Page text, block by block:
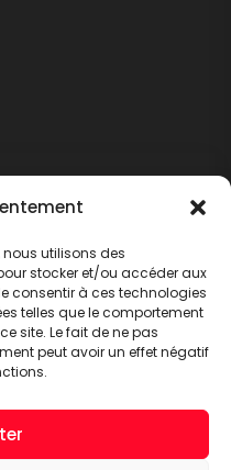
nous utilisons des
stocker et/ou accéder aux
consentir à ces technologies
telles que le comportement
site. Le fait de ne pas
peut avoir un effet négatif